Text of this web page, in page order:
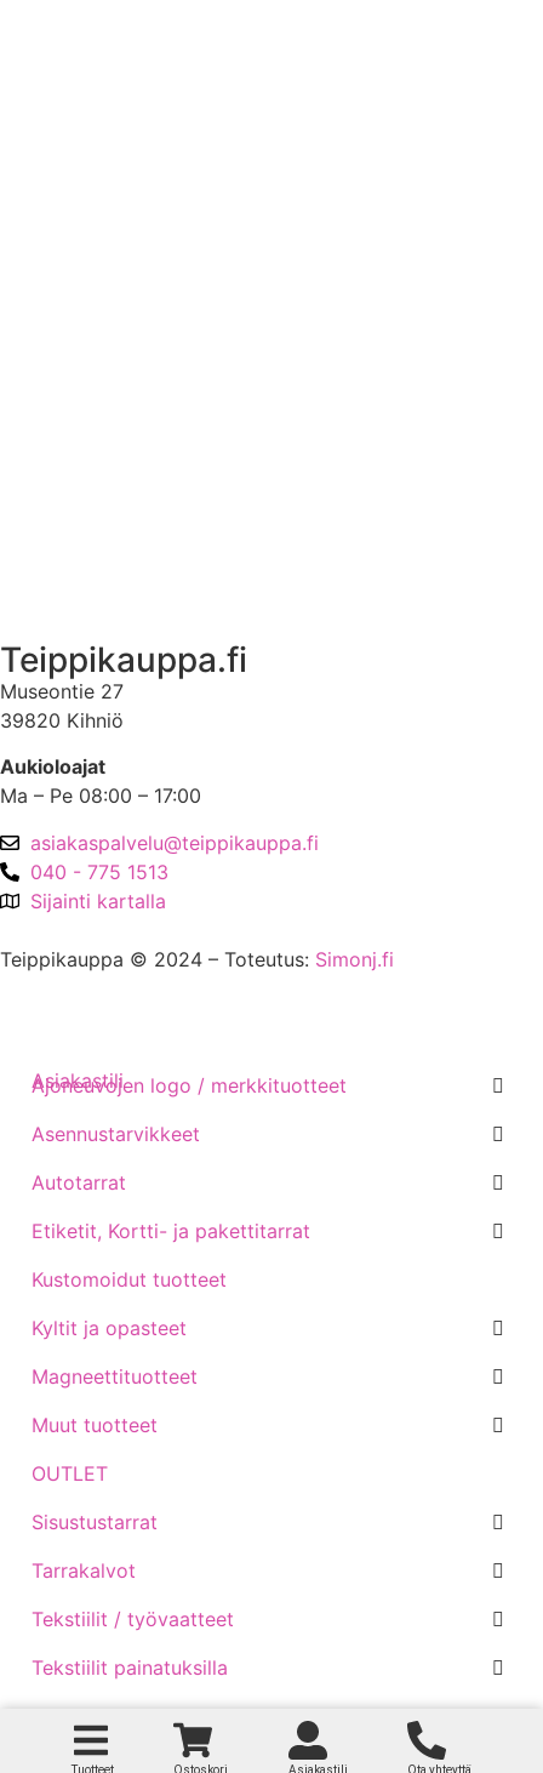
Tuotteet Ostoskori Asiakastili Ota yhteyttä
Teippikauppa.fi
Museontie 27
39820 Kihniö
Aukioloajat
Ma – Pe 08:00 – 17:00
asiakaspalvelu@teippikauppa.fi
040 - 775 1513
Sijainti kartalla
Teippikauppa © 2024 – Toteutus: Simonj.fi
Ajoneuvojen logo / merkkituotteet
Asennustarvikkeet
Autotarrat
Etiketit, Kortti- ja pakettitarrat
Kustomoidut tuotteet
Kyltit ja opasteet
Magneettituotteet
Muut tuotteet
OUTLET
Sisustustarrat
Tarrakalvot
Tekstiilit / työvaatteet
Tekstiilit painatuksilla
Venetarrat
Asiakastili